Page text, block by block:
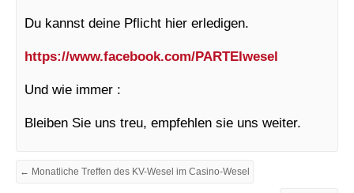
Du kannst deine Pflicht hier erledigen.
https://www.facebook.com/PARTEIwesel
Und wie immer :
Bleiben Sie uns treu, empfehlen sie uns weiter.
← Monatliche Treffen des KV-Wesel im Casino-Wesel